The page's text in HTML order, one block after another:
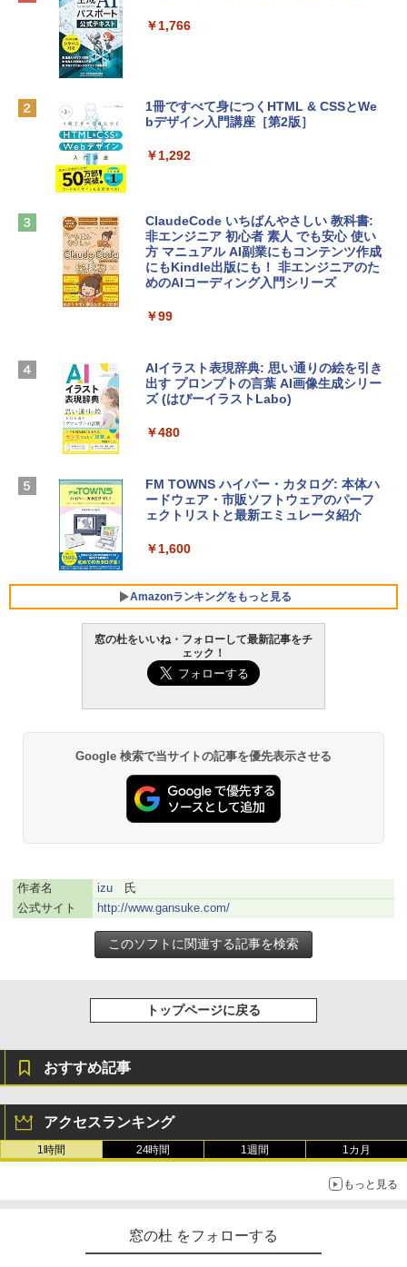
e Intelligenceのために設計、Liquid Ret
￥113,748
tomtoc 360°保護 15.6 16インチ パソコ
￥2,952
Apple 2026 MacBook Air M5チップ搭載
13インチノートブック：AIとApple Intell
スプレイ、16GBユニファイドメモリ、1
D - ミッドナイト
￥278,800
SSD インテル Core 5
￥129,800
Core i5/16GB/SSD 512GB/ホワイト) FM
VWK3E15W_AZ
￥139,880
インゲームコード】 ロブロックス | オン
Robloxギフトカード - 1000 Robux 【限
インゲームコード】 ロブロックス |オン
Robloxギフトカード - 2,000 Robux 【限
定バーチャルアイテムを含む】 【オンラ
インゲームコード】 ロブロックス | オン
Microsoft Office Home & Business 202
4(最新 永続版)|オンラインコード版|Wind
Windows版 | Minecraft (マインクラフ
ト): Java & Bedrock Edition | オンライ
￥1,766
1冊ですべて身につくHTML & CSSとWe
bデザイン入門講座［第2版］
￥1,292
ClaudeCode いちばんやさしい 教科書:
非エンジニア 初心者 素人 でも安心 使い
方 マニュアル AI副業にもコンテンツ作成
にもKindle出版にも！ 非エンジニアのた
めのAIコーディング入門シリーズ
￥99
AIイラスト表現辞典: 思い通りの絵を引き
出す プロンプトの言葉 AI画像生成シリー
ズ (はぴーイラストLabo)
￥480
FM TOWNS ハイパー・カタログ: 本体ハ
ードウェア・市販ソフトウェアのパーフ
ェクトリストと最新エミュレータ紹介
￥1,600
Amazonランキングをもっと見る
Amazon Kindle - 目に優しい、かさばら
ない、大きな画面で読みやすい、6週間持
し
￥16,980
Kindle Paperwhite シグニチャーエディ
￥27,980
週間持続バッテリー、広告なし、ブラッ
ク
ージ、防水、7インチカラーディスプレ
イ、色調調節ライト、最大8週間持続バッ
テリー、広告無し、ブラック (2025年発
売)
New Amazon Kindle Scribe Colorsoft |
窓の杜をいいね・フォローして最新記事をチ
ェック！
Google 検索で当サイトの記事を優先表示させる
作者名 izu氏
公式サイト
http://www.gansuke.com/
トップページに戻る
おすすめ記事
アクセスランキング
1時間 24時間 1週間 1カ月
もっと見る
窓の杜 をフォローする